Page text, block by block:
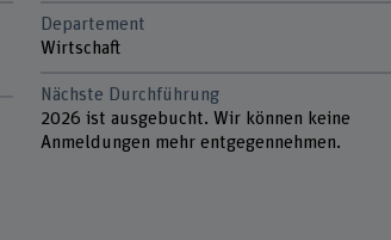
Departement
Wirtschaft
Nächste Durchführung
2026 ist ausgebucht. Wir können keine
Anmeldungen mehr entgegennehmen.